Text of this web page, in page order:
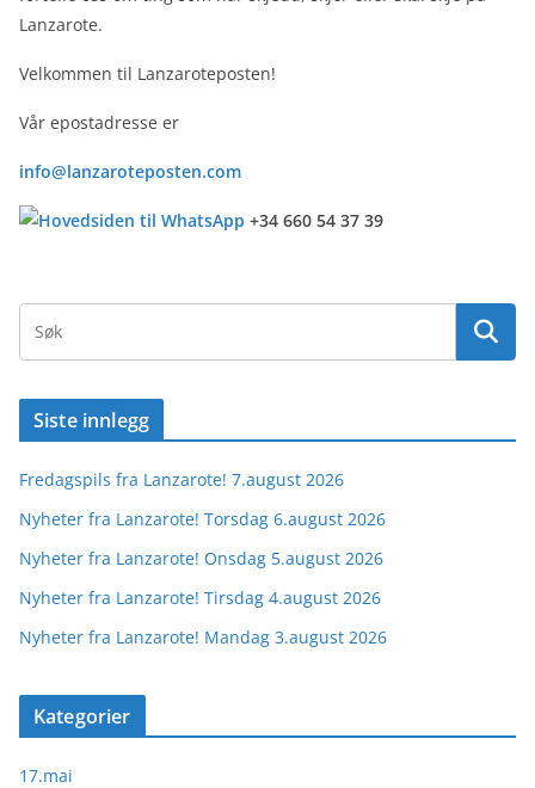
Lanzarote.
Velkommen til Lanzaroteposten!
Vår epostadresse er
info@lanzaroteposten.com
+34 660 54 37 39
Siste innlegg
Fredagspils fra Lanzarote! 7.august 2026
Nyheter fra Lanzarote! Torsdag 6.august 2026
Nyheter fra Lanzarote! Onsdag 5.august 2026
Nyheter fra Lanzarote! Tirsdag 4.august 2026
Nyheter fra Lanzarote! Mandag 3.august 2026
Kategorier
17.mai